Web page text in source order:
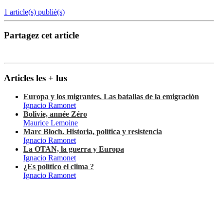
1 article(s) publié(s)
Partagez cet article
Articles les + lus
Europa y los migrantes. Las batallas de la emigración
Ignacio Ramonet
Bolivie, année Zéro
Maurice Lemoine
Marc Bloch. Historia, política y resistencia
Ignacio Ramonet
La OTAN, la guerra y Europa
Ignacio Ramonet
¿Es político el clima ?
Ignacio Ramonet